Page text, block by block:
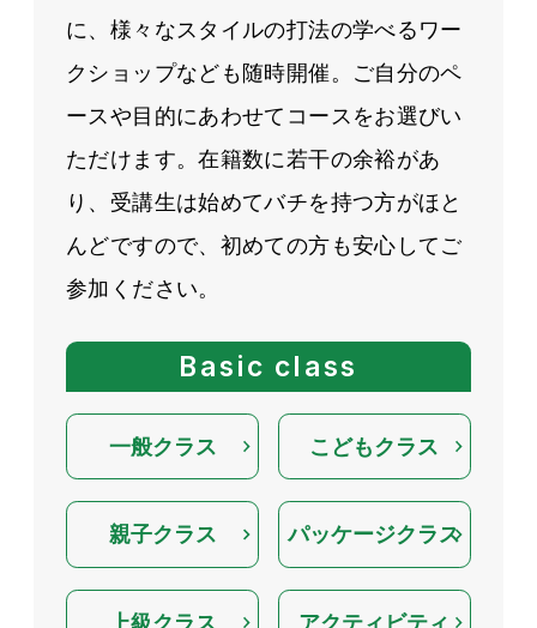
に、様々なスタイルの打法の学べるワー
クショップなども随時開催。ご自分のペ
ースや目的にあわせてコースをお選びい
ただけます。在籍数に若干の余裕があ
り、受講生は始めてバチを持つ方がほと
んどですので、初めての方も安心してご
参加ください。
Basic class
一般クラス こどもクラス
親子クラス パッケージクラス
上級クラス アクティビティ